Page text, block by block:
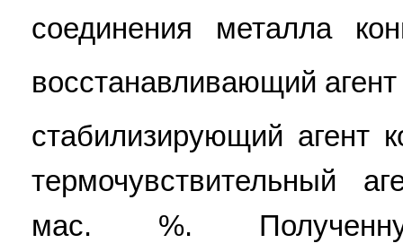
соединения металла
восстанавливающий
стабилизирующий агент
термочувствительный
мас. %.